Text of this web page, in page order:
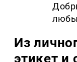
Из
этикет и